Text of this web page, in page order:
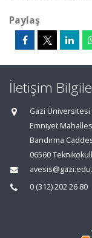
Paylaş
İletişim
Gazi
Emniyet
Bandırma
06560
0 (312) 202 26 80